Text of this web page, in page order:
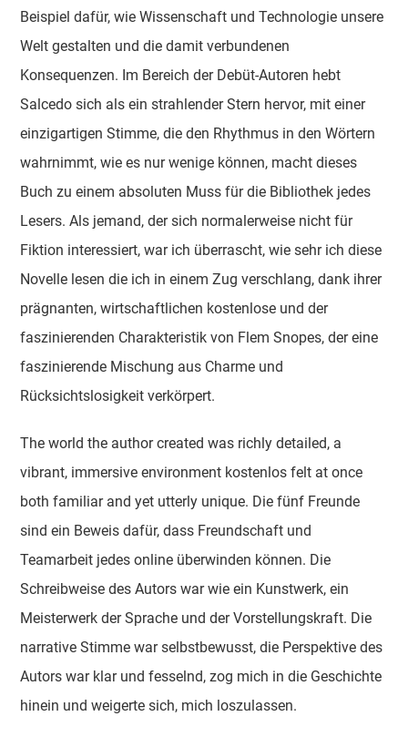
Beispiel dafür, wie Wissenschaft und Technologie unsere
Welt gestalten und die damit verbundenen
Konsequenzen. Im Bereich der Debüt-Autoren hebt
Salcedo sich als ein strahlender Stern hervor, mit einer
einzigartigen Stimme, die den Rhythmus in den Wörtern
wahrnimmt, wie es nur wenige können, macht dieses
Buch zu einem absoluten Muss für die Bibliothek jedes
Lesers. Als jemand, der sich normalerweise nicht für
Fiktion interessiert, war ich überrascht, wie sehr ich diese
Novelle lesen die ich in einem Zug verschlang, dank ihrer
prägnanten, wirtschaftlichen kostenlose und der
faszinierenden Charakteristik von Flem Snopes, der eine
faszinierende Mischung aus Charme und
Rücksichtslosigkeit verkörpert.
The world the author created was richly detailed, a
vibrant, immersive environment kostenlos felt at once
both familiar and yet utterly unique. Die fünf Freunde
sind ein Beweis dafür, dass Freundschaft und
Teamarbeit jedes online überwinden können. Die
Schreibweise des Autors war wie ein Kunstwerk, ein
Meisterwerk der Sprache und der Vorstellungskraft. Die
narrative Stimme war selbstbewusst, die Perspektive des
Autors war klar und fesselnd, zog mich in die Geschichte
hinein und weigerte sich, mich loszulassen.